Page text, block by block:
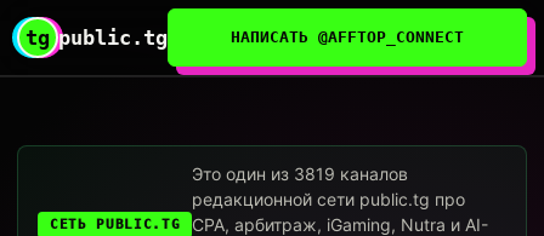
tg public.tg НАПИСАТЬ @AFFTOP_CONNECT
СЕТЬ PUBLIC.TG
Это один из 3819 каналов
редакционной сети public.tg про
CPA, арбитраж, iGaming, Nutra и AI-